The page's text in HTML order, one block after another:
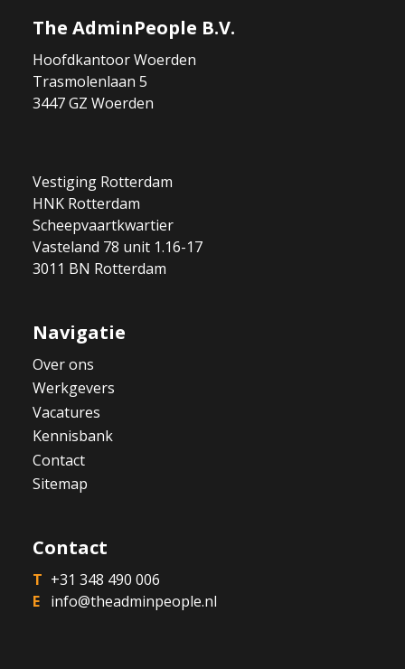
The AdminPeople B.V.
Hoofdkantoor Woerden
Trasmolenlaan 5
3447 GZ Woerden
Vestiging Rotterdam
HNK Rotterdam
Scheepvaartkwartier
Vasteland 78 unit 1.16-17
3011 BN Rotterdam
Navigatie
Over ons
Werkgevers
Vacatures
Kennisbank
Contact
Sitemap
Contact
+31 348 490 006
info@theadminpeople.nl